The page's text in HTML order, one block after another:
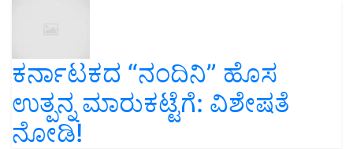
ಕರ್ನಾಟಕದ “ನಂದಿನಿ” ಹೊಸ
ಉತ್ಪನ್ನ ಮಾರುಕಟ್ಟೆಗೆ: ವಿಶೇಷತೆ
ನೋಡಿ!